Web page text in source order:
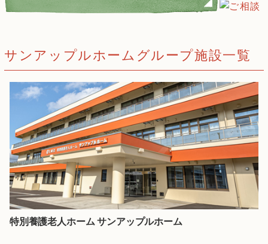
サンアップルホームグループ施設一覧
特別養護老人ホーム サンアップルホーム